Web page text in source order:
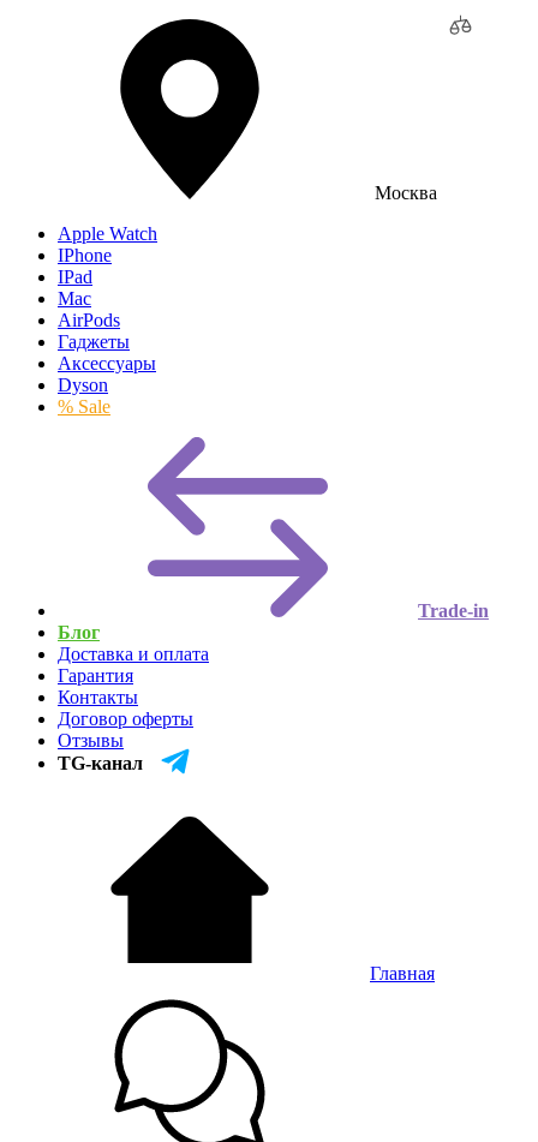
Москва
Apple Watch
IPhone
IPad
Mac
AirPods
Гаджеты
Аксессуары
Dyson
% Sale
Trade-in
Блог
Доставка и оплата
Гарантия
Контакты
Договор оферты
Отзывы
TG-канал
Главная